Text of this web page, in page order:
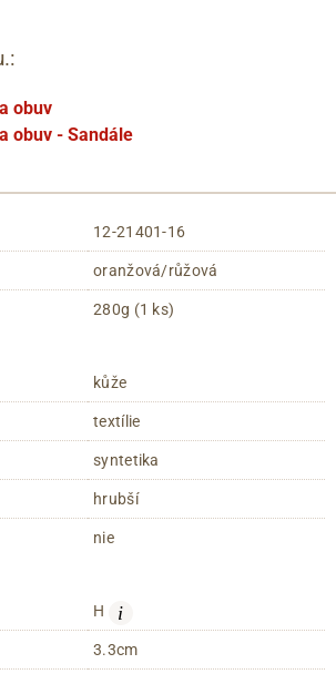
obuv
obuv - Sandále
12-21401-16
oranžová/růžová
280g (1 ks)
kůže
textílie
syntetika
hrubší
nie
H i
3.3cm